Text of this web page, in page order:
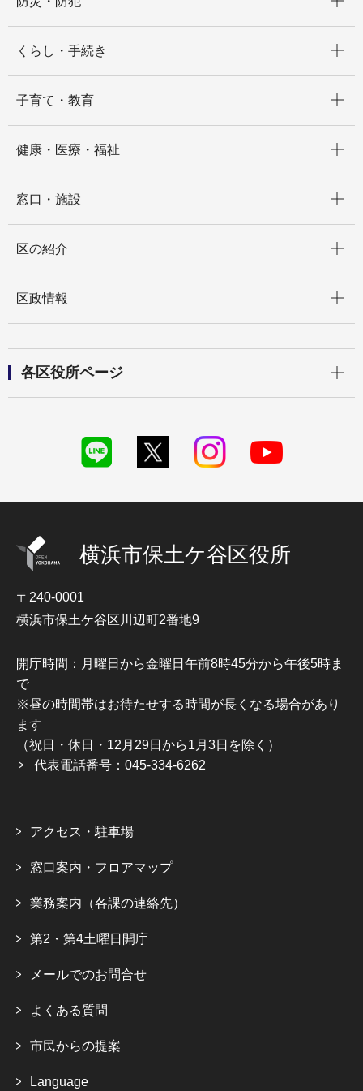
くらし・手続き
子育て・教育
健康・医療・福祉
窓口・施設
区の紹介
区政情報
各区役所ページ
横浜市保土ケ谷区役所
〒240-0001
横浜市保土ケ谷区川辺町2番地9
開庁時間：月曜日から金曜日午前8時45分から午後5時ま
で
※昼の時間帯はお待たせする時間が長くなる場合があり
ます
（祝日・休日・12月29日から1月3日を除く）
代表電話番号：045-334-6262
アクセス・駐車場
窓口案内・フロアマップ
業務案内（各課の連絡先）
第2・第4土曜日開庁
メールでのお問合せ
よくある質問
市民からの提案
Language